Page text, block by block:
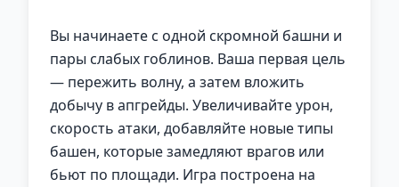
Вы начинаете с одной скромной башни и
пары слабых гоблинов. Ваша первая цель
— пережить волну, а затем вложить
добычу в апгрейды. Увеличивайте урон,
скорость атаки, добавляйте новые типы
башен, которые замедляют врагов или
бьют по площади. Игра построена на